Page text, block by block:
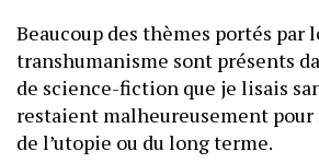
Beaucoup des thèmes portés par
transhumanisme sont présents
de science-fiction que je lisais
restaient malheureusement pour
de l’utopie ou du long terme.